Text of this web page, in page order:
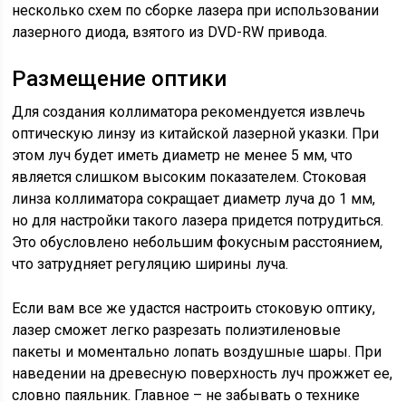
несколько схем по сборке лазера при использовании
лазерного диода, взятого из DVD-RW привода.
Размещение оптики
Для создания коллиматора рекомендуется извлечь
оптическую линзу из китайской лазерной указки. При
этом луч будет иметь диаметр не менее 5 мм, что
является слишком высоким показателем. Стоковая
линза коллиматора сокращает диаметр луча до 1 мм,
но для настройки такого лазера придется потрудиться.
Это обусловлено небольшим фокусным расстоянием,
что затрудняет регуляцию ширины луча.
Если вам все же удастся настроить стоковую оптику,
лазер сможет легко разрезать полиэтиленовые
пакеты и моментально лопать воздушные шары. При
наведении на древесную поверхность луч прожжет ее,
словно паяльник. Главное – не забывать о технике